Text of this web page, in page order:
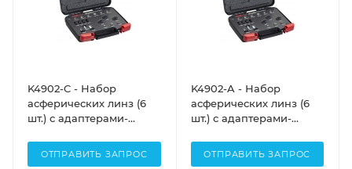
K4902-C - Набор
асферических линз (6
шт.) с адаптерами-
просветляющее
покрытие: 1050-1700 нм,
ОТПРАВИТЬ ЗАПРОС
K4902-A - Набор
асферических линз (6
шт.) с адаптерами-
просветляющее
покрытие: 350-700 нм,
ОТПРАВИТЬ ЗАПРОС